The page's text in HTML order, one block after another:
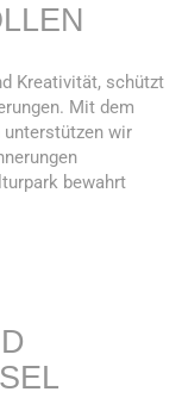
Kreativität, schützt
Mit dem
unterstützen wir
bewahrt